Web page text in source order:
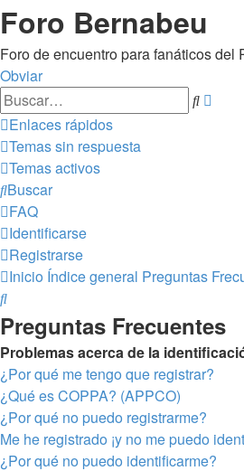
Foro Bernabeu
Foro de encuentro para fanáticos
Obviar
Buscar
Enlaces rápidos
Temas sin respuesta
Temas activos
Buscar
FAQ
Identificarse
Registrarse
Inicio Índice general Preguntas
Buscar
Preguntas Frecuentes
Problemas acerca de la
¿Por qué me tengo que registrar?
¿Qué es COPPA? (APPCO)
¿Por qué no puedo registrarme?
Me he registrado ¡y no me puedo
¿Por qué no puedo identificarme?